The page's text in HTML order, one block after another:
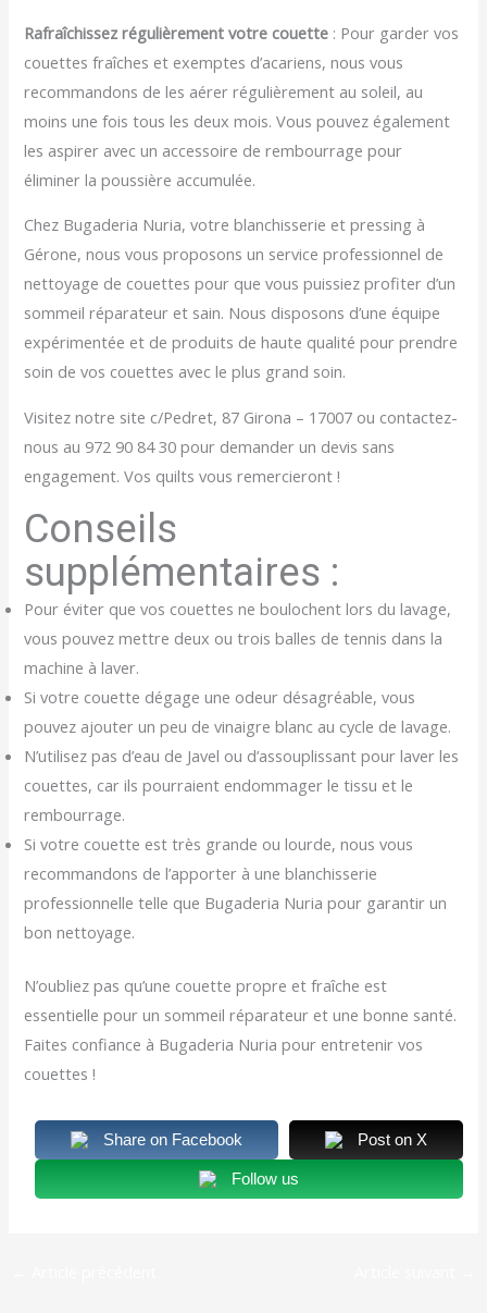
Rafraîchissez régulièrement votre couette : Pour garder vos
couettes fraîches et exemptes d’acariens, nous vous
recommandons de les aérer régulièrement au soleil, au
moins une fois tous les deux mois. Vous pouvez également
les aspirer avec un accessoire de rembourrage pour
éliminer la poussière accumulée.
Chez Bugaderia Nuria, votre blanchisserie et pressing à
Gérone, nous vous proposons un service professionnel de
nettoyage de couettes pour que vous puissiez profiter d’un
sommeil réparateur et sain. Nous disposons d’une équipe
expérimentée et de produits de haute qualité pour prendre
soin de vos couettes avec le plus grand soin.
Visitez notre site c/Pedret, 87 Girona – 17007 ou contactez-
nous au 972 90 84 30 pour demander un devis sans
engagement. Vos quilts vous remercieront !
Conseils
supplémentaires :
Pour éviter que vos couettes ne boulochent lors du lavage,
vous pouvez mettre deux ou trois balles de tennis dans la
machine à laver.
Si votre couette dégage une odeur désagréable, vous
pouvez ajouter un peu de vinaigre blanc au cycle de lavage.
N’utilisez pas d’eau de Javel ou d’assouplissant pour laver les
couettes, car ils pourraient endommager le tissu et le
rembourrage.
Si votre couette est très grande ou lourde, nous vous
recommandons de l’apporter à une blanchisserie
professionnelle telle que Bugaderia Nuria pour garantir un
bon nettoyage.
N’oubliez pas qu’une couette propre et fraîche est
essentielle pour un sommeil réparateur et une bonne santé.
Faites confiance à Bugaderia Nuria pour entretenir vos
couettes !
Share on Facebook Post on X
Follow us